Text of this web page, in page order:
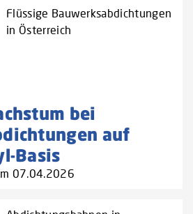
Flüssige Bauwerksabdichtungen
in Österreich
bei
auf
Basis
07.04.2026